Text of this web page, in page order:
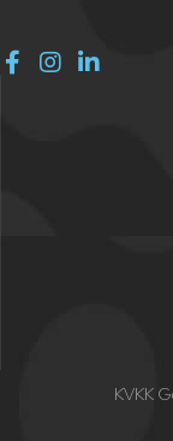
KVKK